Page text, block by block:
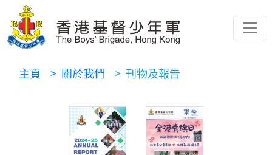
主頁 > 關於我們 > 刊物及報告